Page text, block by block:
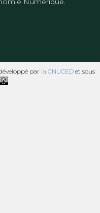
par la CNUCEDet sous